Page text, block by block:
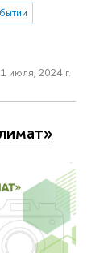
1 июля, 2024 г.